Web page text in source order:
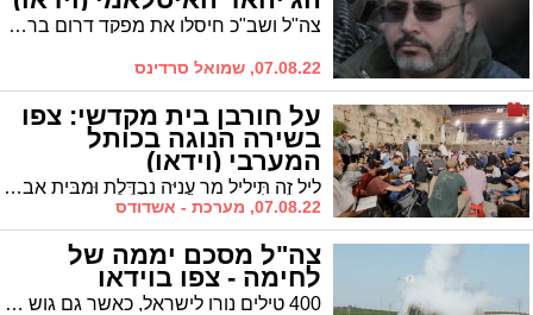
צה"ל ושב"כ חיסלו את מפקד דרום ברצועת עזה, ח'אלד מנצור שהיה אחראי על מאות שיגורים לעבר ישראל ובין היתר לנפילתם של רס"ן אלירז פרץ וסמ"ר אילן סביאטקובסקי ז"ל בשנת 2010. צפו בתיעוד מתקיפות צה"ל ברצועה הלילה
07.08.22, שמואל סרדינס
על חורבן בית מקדשי: צפו
בשירה הנוגה בכותל
המערבי (וידאו)
לֵיל זֶה תְּיֵלִיל מַר עֲנִיָּה נִבְדֶּלֶת וּמִבֵּית אָבִיהָ כְּהַיּוֹם נֶחְדֶּלֶת וְעוֹרֶכֶת בָּכוֹת וְקִינִים מְיַלֶּלֶת כִּי נִשְׂרַף בֵּיתָהּ בְּלַבַּת אוֹכֶלֶת * על אף המצב הבטחוני הגיעו המונים לכותל המערבי. צפו בווידאו המרגש
07.08.22, מערכת - אשדודס
צה"ל מסכם יממה של
לחימה - צפו בוידאו
400 טילים נורו לישראל, כאשר גם גוש דן הוכנסה לסבב הלחימה. צה"ל מסכם יממה של הסלמה שהחלה עם חיסולו של ראש הג'יהאד האיסלאמי בצפון הרצועה